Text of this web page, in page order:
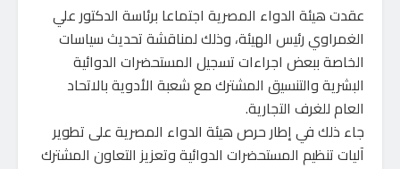
عقدت هيئة الدواء المصرية اجتماعا برئاسة الدكتور علي
الغمراوي رئيس الهيئة، وذلك لمناقشة تحديث سياسات
الخاصة ببعض اجراءات تسجيل المستحضرات الدوائية
البشرية والتنسيق المشترك مع شعبة الأدوية بالاتحاد
العام للغرف التجارية.
جاء ذلك في إطار حرص هيئة الدواء المصرية على تطوير
آليات تنظيم المستحضرات الدوائية وتعزيز التعاون المشترك